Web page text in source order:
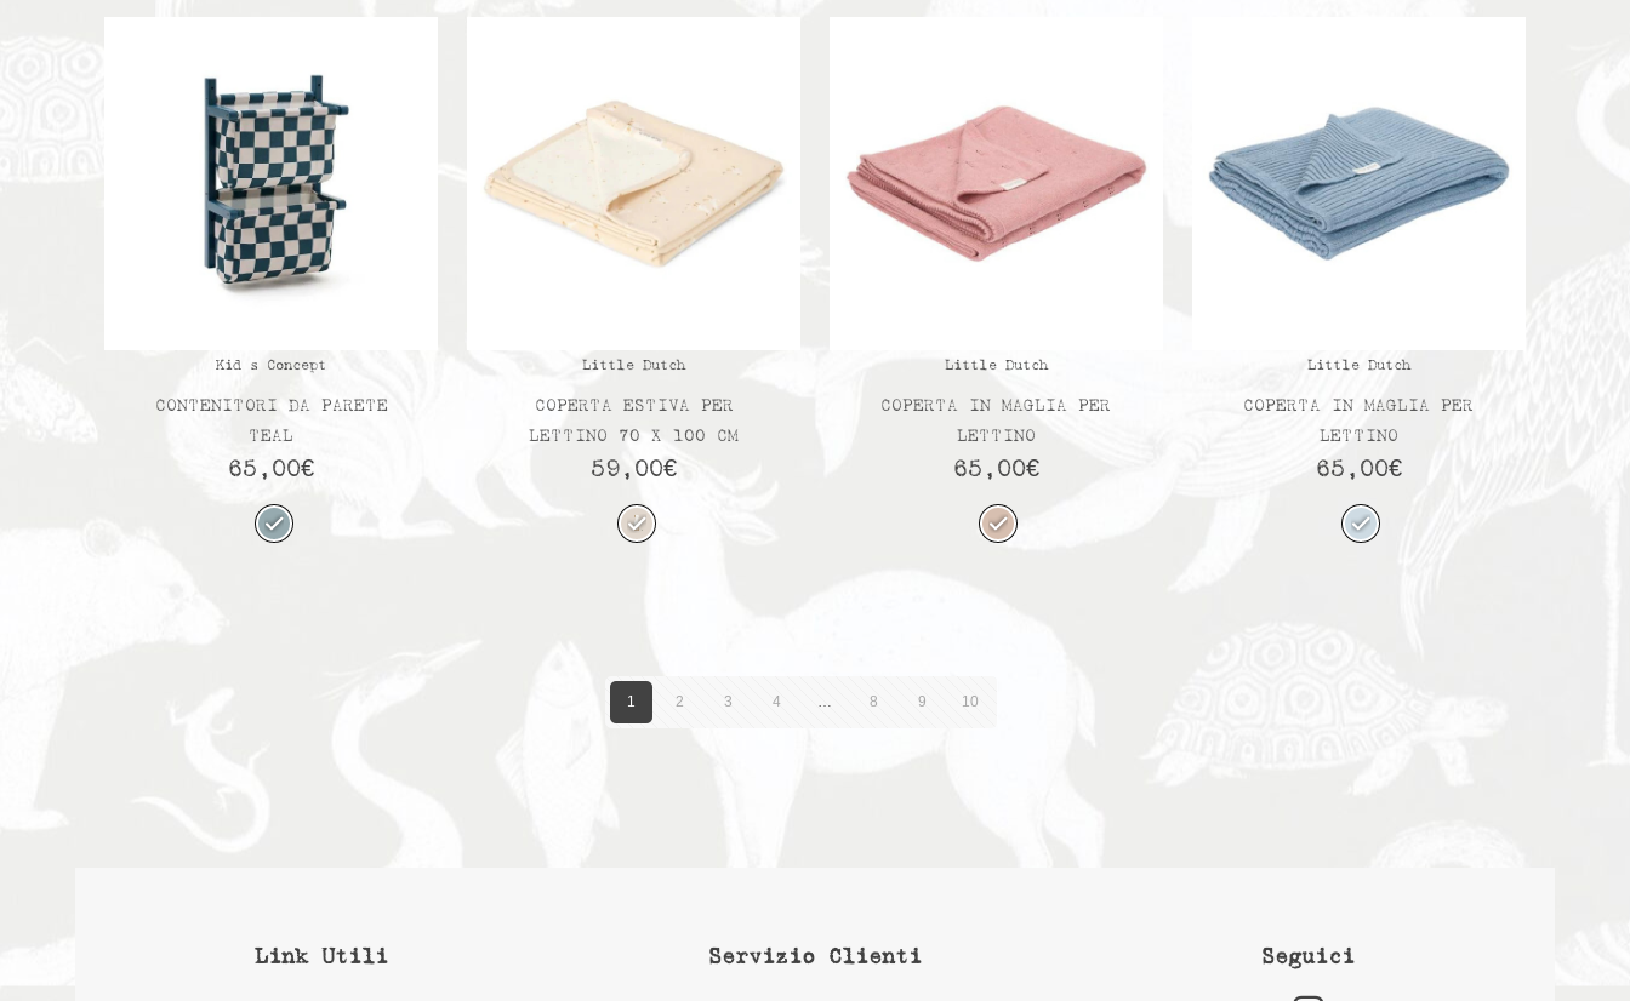
Kid s Concept
CONTENITORI DA PARETE
TEAL
65,00€
Little Dutch
COPERTA ESTIVA PER
LETTINO 70 X 100 CM
59,00€
Little Dutch
COPERTA IN MAGLIA PER
LETTINO
65,00€
Little Dutch
COPERTA IN MAGLIA PER
LETTINO
65,00€
1 2 3 4 … 8 9 10
Link Utili Servizio Clienti Seguici